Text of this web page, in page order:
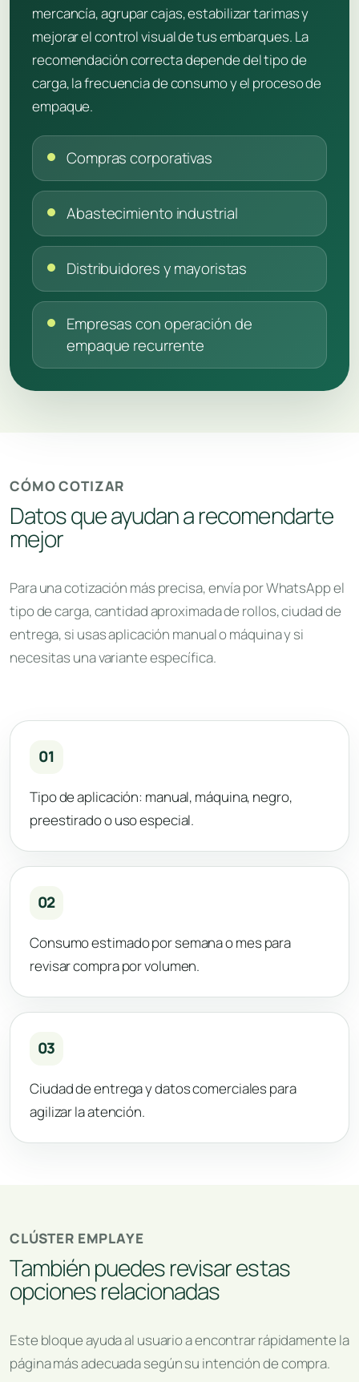
mercancía, agrupar cajas, estabilizar tarimas y
mejorar el control visual de tus embarques. La
recomendación correcta depende del tipo de
carga, la frecuencia de consumo y el proceso de
empaque.
Compras corporativas
Abastecimiento industrial
Distribuidores y mayoristas
Empresas con operación de
empaque recurrente
CÓMO COTIZAR
Datos que ayudan a recomendarte
mejor
Para una cotización más precisa, envía por WhatsApp el
tipo de carga, cantidad aproximada de rollos, ciudad de
entrega, si usas aplicación manual o máquina y si
necesitas una variante específica.
01
Tipo de aplicación: manual, máquina, negro,
preestirado o uso especial.
02
Consumo estimado por semana o mes para
revisar compra por volumen.
03
Ciudad de entrega y datos comerciales para
agilizar la atención.
CLÚSTER EMPLAYE
También puedes revisar estas
opciones relacionadas
Este bloque ayuda al usuario a encontrar rápidamente la
página más adecuada según su intención de compra.